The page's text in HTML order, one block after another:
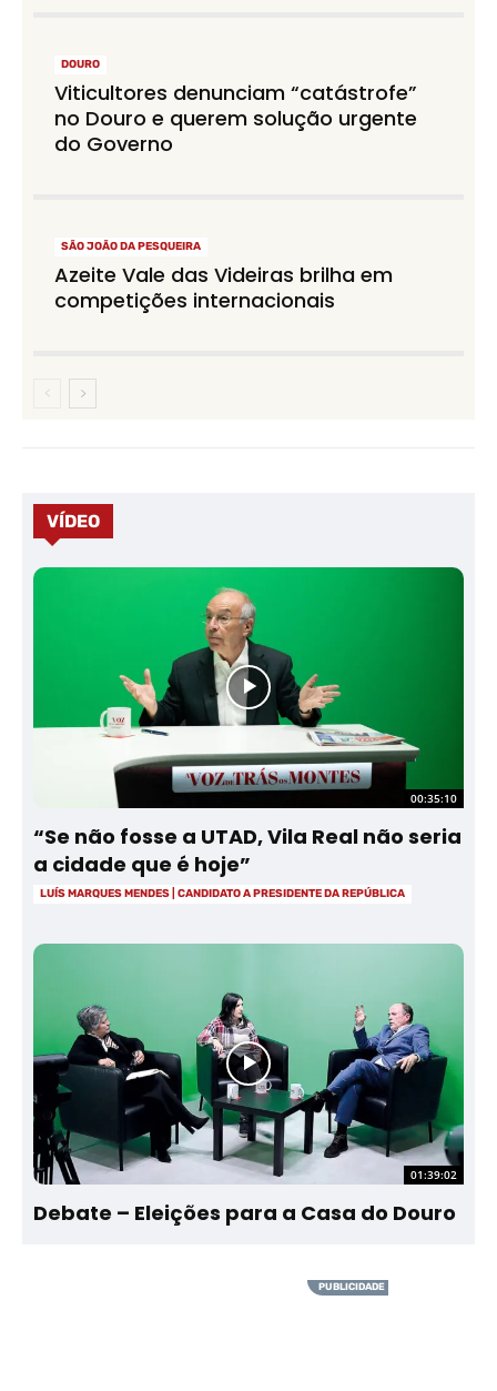
DOURO
Viticultores denunciam “catástrofe”
no Douro e querem solução urgente
do Governo
SÃO JOÃO DA PESQUEIRA
Azeite Vale das Videiras brilha em
competições internacionais
VÍDEO
00:35:10
“Se não fosse a UTAD, Vila Real não seria
a cidade que é hoje”
LUÍS MARQUES MENDES | CANDIDATO A PRESIDENTE DA REPÚBLICA
01:39:02
Debate – Eleições para a Casa do Douro